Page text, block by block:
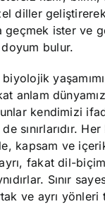
diller geliştirerek
geçmek ister ve
bulur.
anlam
kendimizi
sınırlarıdır. Her
kapsam ve
fakat dil-
Sınır
ve ayrı yönleri